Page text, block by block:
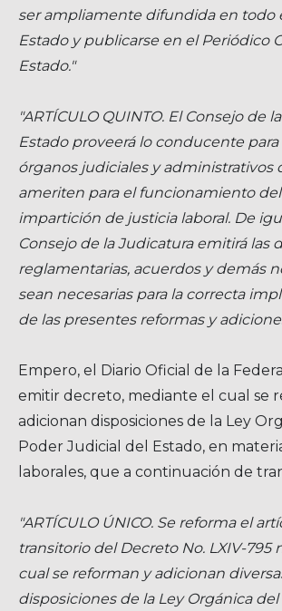
ser ampliamente difundida en todo
Estado y publicarse en el Periódico
Estado."
"ARTÍCULO QUINTO. El Consejo de
Estado proveerá lo conducente
órganos judiciales y administrativos
ameriten para el funcionamiento
impartición de justicia laboral. De
Consejo de la Judicatura emitirá las
reglamentarias, acuerdos y demás
sean necesarias para la correcta
de las presentes reformas y
Empero, el Diario Oficial de la
emitir decreto, mediante el cual se
adicionan disposiciones de la Ley
Poder Judicial del Estado, en
laborales, que a continuación de
"ARTÍCULO ÚNICO. Se reforma el
transitorio del Decreto No. LXIV-795
cual se reforman y adicionan
disposiciones de la Ley Orgánica